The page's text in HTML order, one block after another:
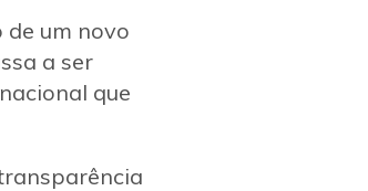
de um novo
a ser
que